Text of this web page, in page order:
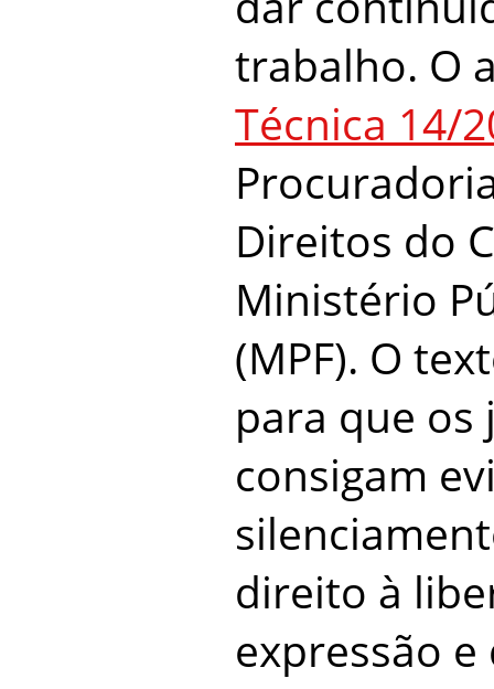
trabalho. O
Técnica 14/
Direitos do
Ministério
(MPF). O
para que os
consigam
direito à
expressão